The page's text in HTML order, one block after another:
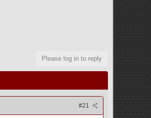
Please log in to reply
#21